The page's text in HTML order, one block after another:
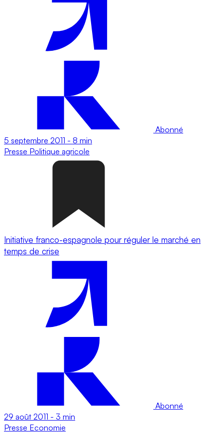
Abonné
5 septembre 2011 - 8 min
Presse Politique agricole
Initiative franco-espagnole pour réguler le marché en
temps de crise
Abonné
29 août 2011 - 3 min
Presse Economie